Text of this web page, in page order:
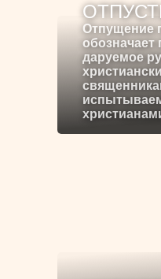
Отпущение
даруемое